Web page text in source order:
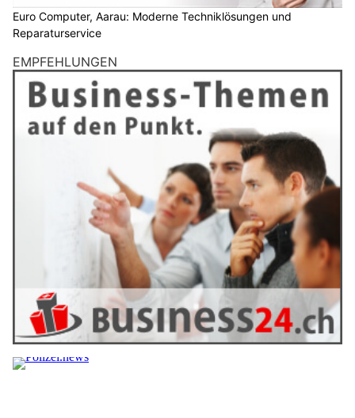
Euro Computer, Aarau: Moderne Techniklösungen und
Reparaturservice
EMPFEHLUNGEN